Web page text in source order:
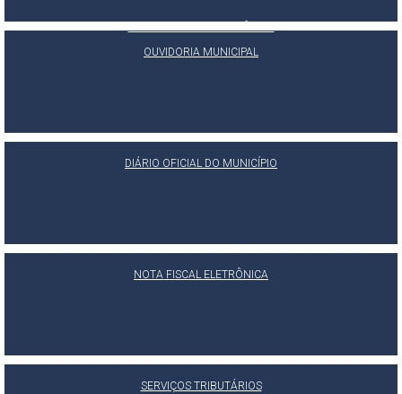
OUVIDORIA MUNICIPAL
DIÁRIO OFICIAL DO MUNICÍPIO
NOTA FISCAL ELETRÔNICA
SERVIÇOS TRIBUTÁRIOS